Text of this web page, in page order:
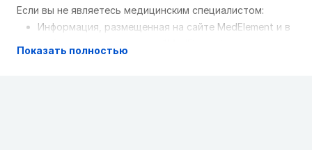
Если вы не являетесь медицинским специалистом:
Информация, размещенная на сайте MedElement и в
Показать полностью